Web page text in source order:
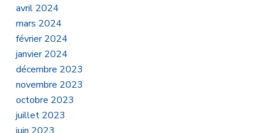
avril 2024
mars 2024
février 2024
janvier 2024
décembre 2023
novembre 2023
octobre 2023
juillet 2023